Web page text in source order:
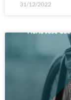
31/12/2022